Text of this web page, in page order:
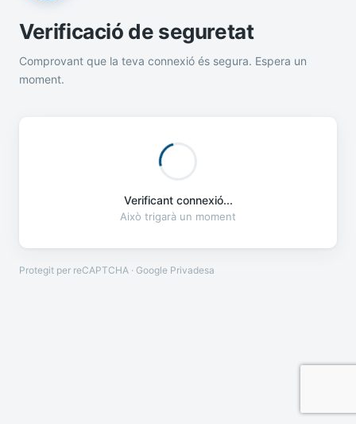
Verificació de seguretat
Comprovant que la teva connexió és segura. Espera un
moment.
Verificant connexió...
Això trigarà un moment
Protegit per reCAPTCHA · Google Privadesa